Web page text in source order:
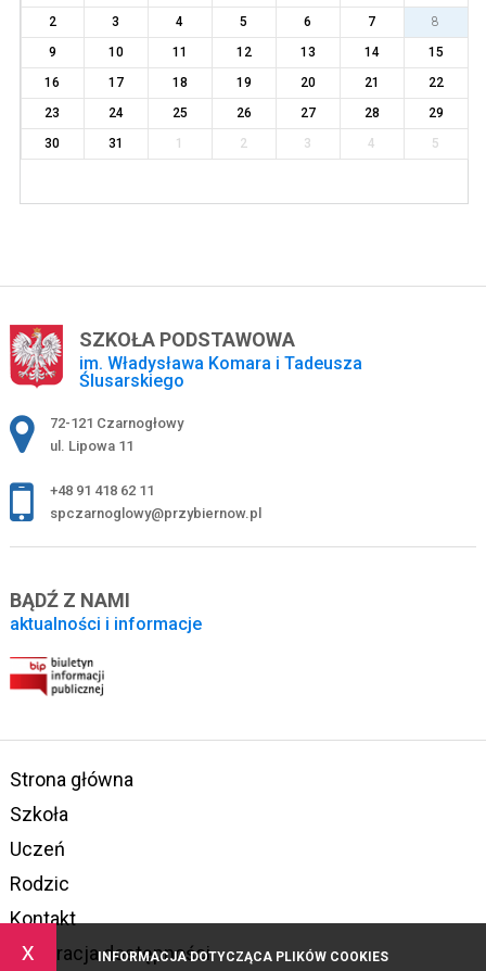
x INFORMACJA DOTYCZĄCA PLIKÓW COOKIES
2
3 4 5 6 7
8
9
10 11 12 13 14
15
16
17 18 19 20 21
22
23
24 25 26 27 28
29
30
31 1 2 3 4 5
SZKOŁA PODSTAWOWA
im. Władysława Komara i Tadeusza
Ślusarskiego
Adres pocztowy:
72-121 Czarnogłowy
ul. Lipowa 11
+48 91 418 62 11
spczarnoglowy@przybiernow.pl
BĄDŹ Z NAMI
aktualności i informacje
Strona główna
Szkoła
Uczeń
Rodzic
Kontakt
Deklaracja dostępności